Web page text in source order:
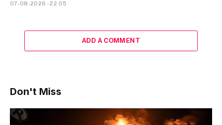
07-08-2026 - 22.05
ADD A COMMENT
Don't Miss